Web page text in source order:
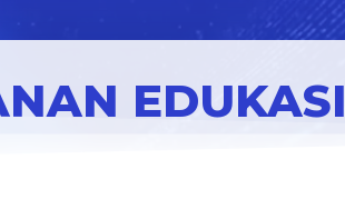
EDUKASI